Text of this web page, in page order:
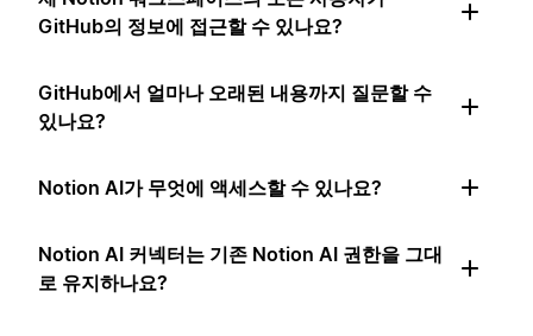
GitHub의 정보에 접근할 수 있나요?
GitHub에서 얼마나 오래된 내용까지 질문할 수
있나요?
Notion AI가 무엇에 액세스할 수 있나요?
Notion AI 커넥터는 기존 Notion AI 권한을 그대
로 유지하나요?